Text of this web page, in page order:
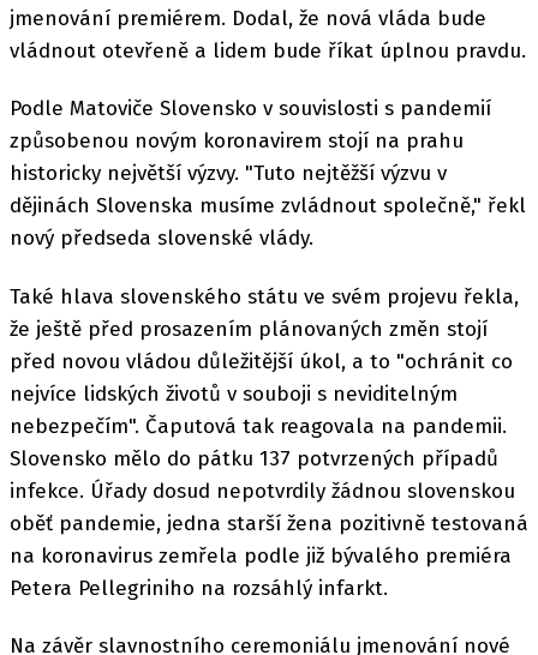
jmenování premiérem. Dodal, že nová vláda bude
vládnout otevřeně a lidem bude říkat úplnou pravdu.
Podle Matoviče Slovensko v souvislosti s pandemií
způsobenou novým koronavirem stojí na prahu
historicky největší výzvy. "Tuto nejtěžší výzvu v
dějinách Slovenska musíme zvládnout společně," řekl
nový předseda slovenské vlády.
Také hlava slovenského státu ve svém projevu řekla,
že ještě před prosazením plánovaných změn stojí
před novou vládou důležitější úkol, a to "ochránit co
nejvíce lidských životů v souboji s neviditelným
nebezpečím". Čaputová tak reagovala na pandemii.
Slovensko mělo do pátku 137 potvrzených případů
infekce. Úřady dosud nepotvrdily žádnou slovenskou
oběť pandemie, jedna starší žena pozitivně testovaná
na koronavirus zemřela podle již bývalého premiéra
Petera Pellegriniho na rozsáhlý infarkt.
Na závěr slavnostního ceremoniálu jmenování nové